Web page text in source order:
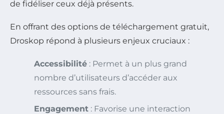
de fidéliser ceux déjà présents.
En offrant des options de téléchargement gratuit,
Droskop répond à plusieurs enjeux cruciaux :
Accessibilité : Permet à un plus grand
nombre d’utilisateurs d’accéder aux
ressources sans frais.
Engagement : Favorise une interaction